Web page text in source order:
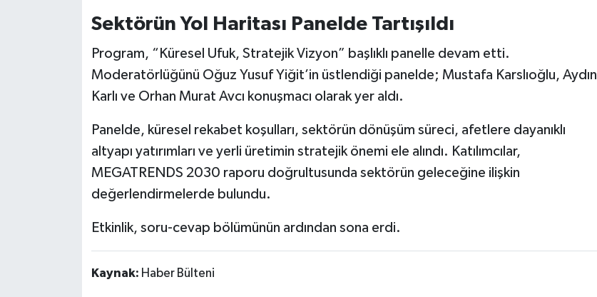
Sektörün Yol Haritası Panelde Tartışıldı
Program, “Küresel Ufuk, Stratejik Vizyon” başlıklı panelle devam etti.
Moderatörlüğünü Oğuz Yusuf Yiğit’in üstlendiği panelde; Mustafa Karslıoğlu, Aydın
Karlı ve Orhan Murat Avcı konuşmacı olarak yer aldı.
Panelde, küresel rekabet koşulları, sektörün dönüşüm süreci, afetlere dayanıklı
altyapı yatırımları ve yerli üretimin stratejik önemi ele alındı. Katılımcılar,
MEGATRENDS 2030 raporu doğrultusunda sektörün geleceğine ilişkin
değerlendirmelerde bulundu.
Etkinlik, soru-cevap bölümünün ardından sona erdi.
Kaynak: Haber Bülteni